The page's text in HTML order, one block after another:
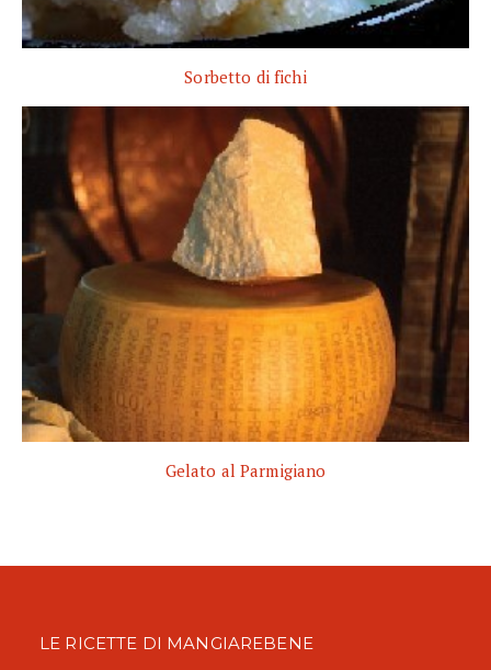
Sorbetto di fichi
Gelato al Parmigiano
LE RICETTE DI MANGIAREBENE